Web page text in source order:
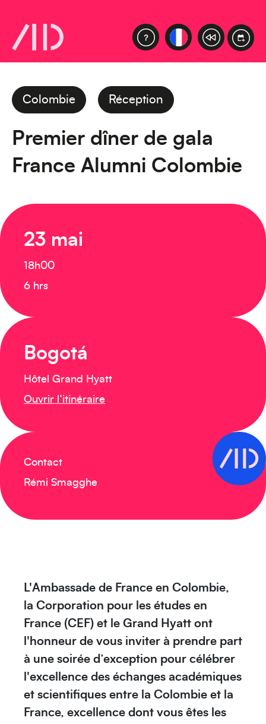
Colombie Réception
Premier dîner de gala
France Alumni Colombie
23 mai
18h00
6 hrs
Bogotá
Hôtel Grand Hyatt
Ouvrir l’itinéraire
Contact
Rémi Smagghe
L'Ambassade de France en Colombie,
la Corporation pour les études en
France (CEF) et le Grand Hyatt ont
l'honneur de vous inviter à prendre part
à une soirée d’exception pour célébrer
l'excellence des échanges académiques
et scientifiques entre la Colombie et la
France, excellence dont vous êtes les